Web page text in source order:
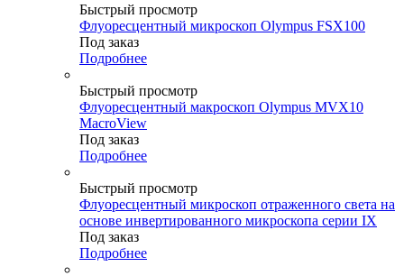
Быстрый просмотр
Флуоресцентный микроскоп Olympus FSX100
Под заказ
Подробнее
Быстрый просмотр
Флуоресцентный макроскоп Olympus MVX10
MacroView
Под заказ
Подробнее
Быстрый просмотр
Флуоресцентный микроскоп отраженного света на
основе инвертированного микроскопа серии IX
Под заказ
Подробнее